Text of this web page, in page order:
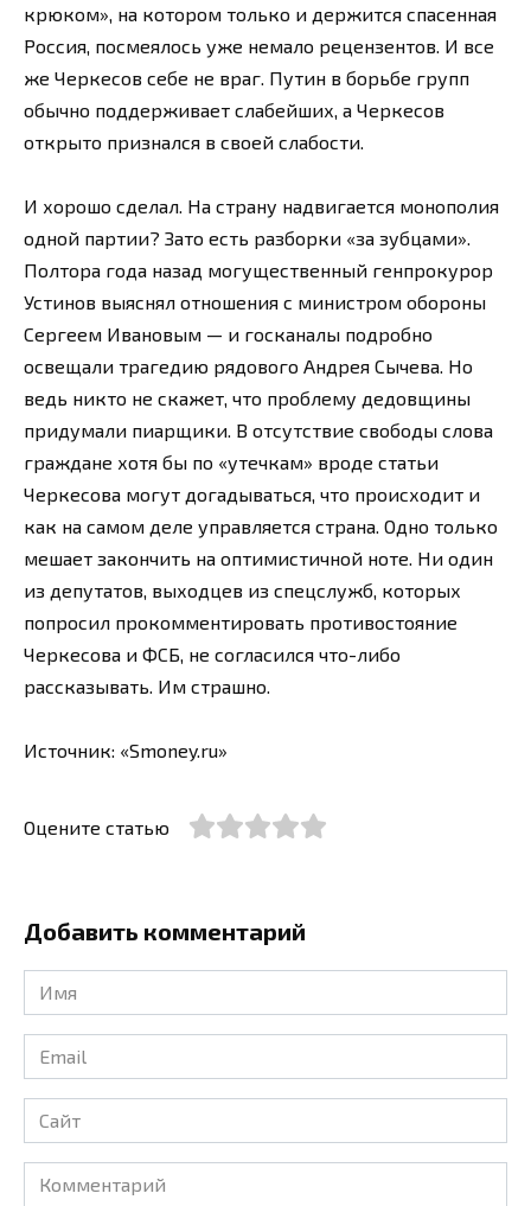
крюком», на котором только и держится спасенная
Россия, посмеялось уже немало рецензентов. И все
же Черкесов себе не враг. Путин в борьбе групп
обычно поддерживает слабейших, а Черкесов
открыто признался в своей слабости.
И хорошо сделал. На страну надвигается монополия
одной партии? Зато есть разборки «за зубцами».
Полтора года назад могущественный генпрокурор
Устинов выяснял отношения с министром обороны
Сергеем Ивановым — и госканалы подробно
освещали трагедию рядового Андрея Сычева. Но
ведь никто не скажет, что проблему дедовщины
придумали пиарщики. В отсутствие свободы слова
граждане хотя бы по «утечкам» вроде статьи
Черкесова могут догадываться, что происходит и
как на самом деле управляется страна. Одно только
мешает закончить на оптимистичной ноте. Ни один
из депутатов, выходцев из спецслужб, которых
попросил прокомментировать противостояние
Черкесова и ФСБ, не согласился что-либо
рассказывать. Им страшно.
Источник: «Smoney.ru»
Оцените статью
Добавить комментарий
Имя
*
Email
*
Сайт
Комментарий